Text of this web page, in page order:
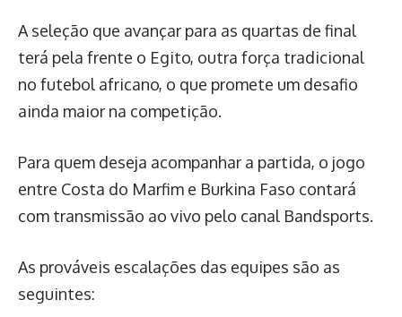
A seleção que avançar para as quartas de final
terá pela frente o Egito, outra força tradicional
no futebol africano, o que promete um desafio
ainda maior na competição.
Para quem deseja acompanhar a partida, o jogo
entre Costa do Marfim e Burkina Faso contará
com transmissão ao vivo pelo canal Bandsports.
As prováveis escalações das equipes são as
seguintes: